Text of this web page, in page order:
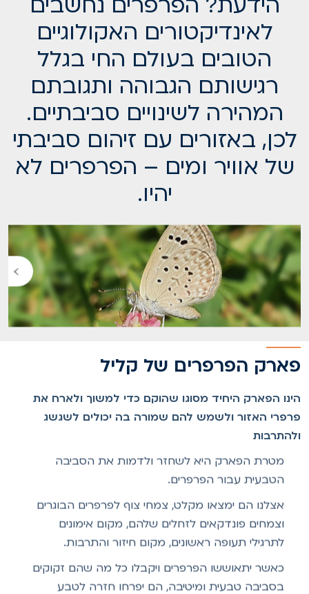
לאינדיקטורים האקולוגיים
הטובים בעולם החי בגלל
רגישותם הגבוהה ותגובתם
המהירה לשינויים סביבתיים.
לכן, באזורים עם זיהום סביבתי
של אוויר ומים – הפרפרים לא
יהיו.
›
הפרפרים של קליל
הפארק היחיד מסוגו שהוקם כדי למשוך ולארח את
האזור ולשמש להם שמורה בה יכולים לשגשג
מטרת הפארק היא לשחזר ולדמות את הסביבה
הטבעית עבור הפרפרים.
אצלנו הם ימצאו מקלט, צמחי צוף לפרפרים הבוגרים
וצמחים פונדקאים לזחלים שלהם, מקום אימונים
לתרגילי תעופה ראשונים, מקום חיזור והתרבות.
כאשר יתאוששו הפרפרים ויקבלו כל מה שהם זקוקים
בסביבה טבעית ומיטיבה, הם יפרחו חזרה לטבע